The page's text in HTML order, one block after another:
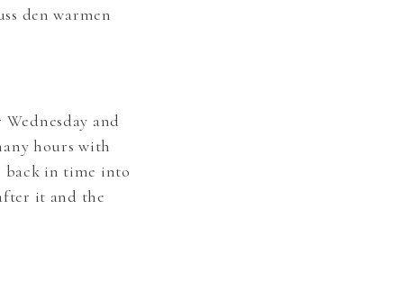
den warmen
and
hours with
back in time into
it and the